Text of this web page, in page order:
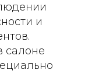
и
салоне